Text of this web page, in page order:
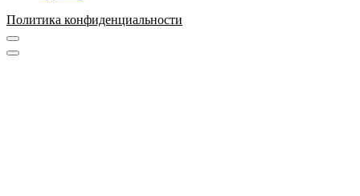
Политика конфиденциальности